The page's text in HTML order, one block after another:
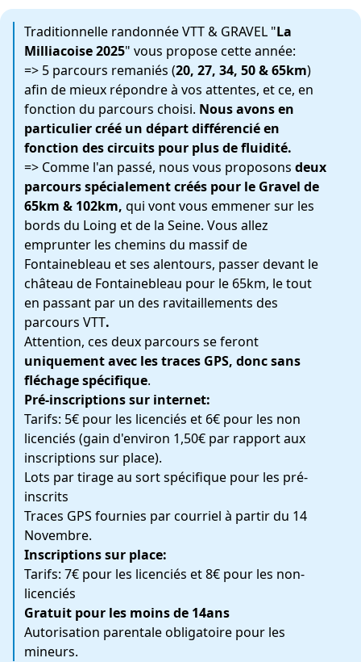
Traditionnelle randonnée VTT & GRAVEL "La
Milliacoise 2025" vous propose cette année:
=> 5 parcours remaniés (20, 27, 34, 50 & 65km)
afin de mieux répondre à vos attentes, et ce, en
fonction du parcours choisi. Nous avons en
particulier créé un départ différencié en
fonction des circuits pour plus de fluidité.
=> Comme l'an passé, nous vous proposons deux
parcours spécialement créés pour le Gravel de
65km & 102km, qui vont vous emmener sur les
bords du Loing et de la Seine. Vous allez
emprunter les chemins du massif de
Fontainebleau et ses alentours, passer devant le
château de Fontainebleau pour le 65km, le tout
en passant par un des ravitaillements des
parcours VTT.
Attention, ces deux parcours se feront
uniquement avec les traces GPS, donc sans
fléchage spécifique.
Pré-inscriptions sur internet:
Tarifs: 5€ pour les licenciés et 6€ pour les non
licenciés (gain d'environ 1,50€ par rapport aux
inscriptions sur place).
Lots par tirage au sort spécifique pour les pré-
inscrits
Traces GPS fournies par courriel à partir du 14
Novembre.
Inscriptions sur place:
Tarifs: 7€ pour les licenciés et 8€ pour les non-
licenciés
Gratuit pour les moins de 14ans
Autorisation parentale obligatoire pour les
mineurs.